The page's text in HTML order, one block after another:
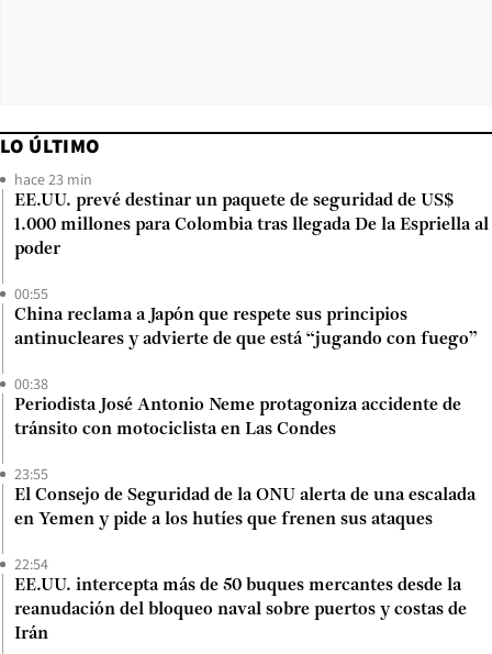
LO ÚLTIMO
hace 23 min
EE.UU. prevé destinar un paquete de seguridad de US$
1.000 millones para Colombia tras llegada De la Espriella al
poder
00:55
China reclama a Japón que respete sus principios
antinucleares y advierte de que está “jugando con fuego”
00:38
Periodista José Antonio Neme protagoniza accidente de
tránsito con motociclista en Las Condes
23:55
El Consejo de Seguridad de la ONU alerta de una escalada
en Yemen y pide a los hutíes que frenen sus ataques
22:54
EE.UU. intercepta más de 50 buques mercantes desde la
reanudación del bloqueo naval sobre puertos y costas de
Irán